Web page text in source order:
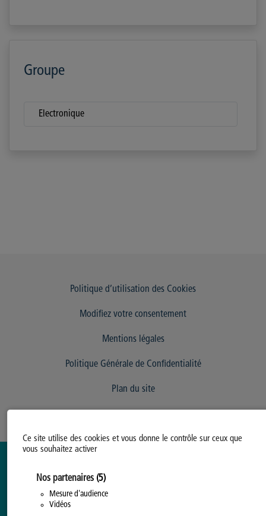
Ce site utilise des cookies et vous donne le contrôle sur ceux que
vous souhaitez activer
Nos partenaires (5)
Mesure d'audience
Vidéos
Groupe
Electronique
Politique d’utilisation des Cookies
Modifiez votre consentement
Mentions légales
Politique Générale de Confidentialité
Plan du site